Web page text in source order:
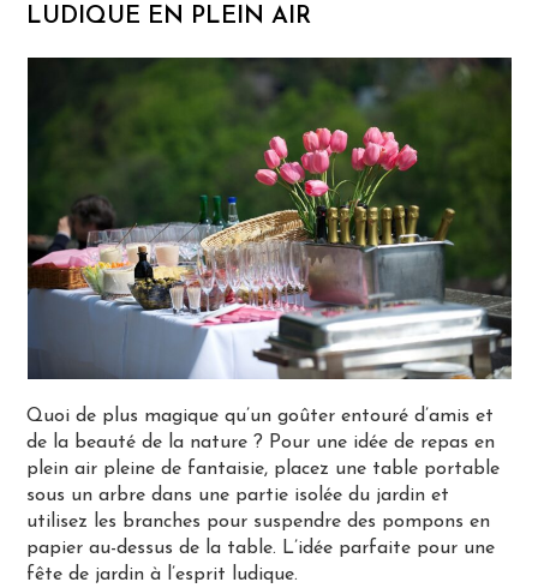
LUDIQUE EN PLEIN AIR
Quoi de plus magique qu’un goûter entouré d’amis et
de la beauté de la nature ? Pour une idée de repas en
plein air pleine de fantaisie, placez une table portable
sous un arbre dans une partie isolée du jardin et
utilisez les branches pour suspendre des pompons en
papier au-dessus de la table. L’idée parfaite pour une
fête de jardin à l’esprit ludique.